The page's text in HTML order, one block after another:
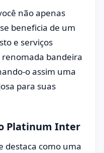
não apenas
beneficia de um
e serviços
renomada bandeira
o assim uma
para suas
Platinum Inter
destaca como uma